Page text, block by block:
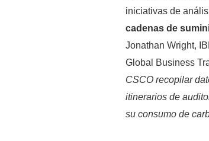
iniciativas de
cadenas de
Jonathan Wright,
Global Business
CSCO recopilar
itinerarios de
su consumo de